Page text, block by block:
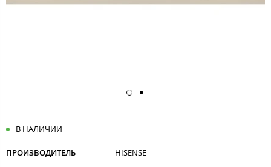
В НАЛИЧИИ
ПРОИЗВОДИТЕЛЬ HISENSE